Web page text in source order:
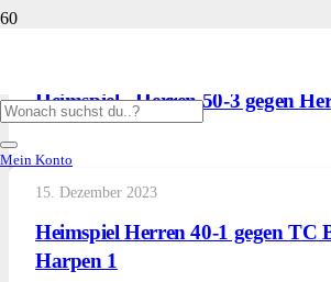
Mein Konto
Heimspiel - Herren 50-3 gegen
15. Dezember 2023
Heimspiel Herren 40-1 gegen TC
Harpen 1